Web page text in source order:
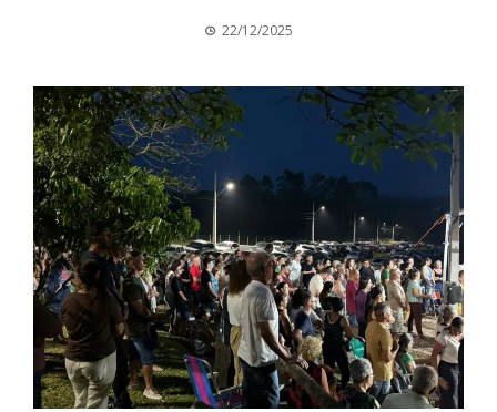
22/12/2025